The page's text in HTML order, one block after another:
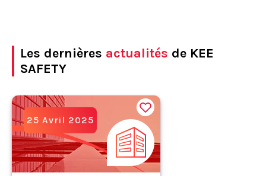
Les dernières actualités de KEE
SAFETY
25 Avril 2025